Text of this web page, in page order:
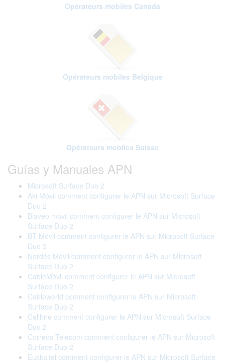
Opérateurs mobiles Canada
Opérateurs mobiles Belgique
Opérateurs mobiles Suisse
Guías y Manuales APN
Microsoft Surface Duo 2
Aki Móvil comment configurer le APN sur Microsoft Surface
Duo 2
Blaveo móvil comment configurer le APN sur Microsoft
Surface Duo 2
BT Móvil comment configurer le APN sur Microsoft Surface
Duo 2
Nordés Móvil comment configurer le APN sur Microsoft
Surface Duo 2
CableMóvil comment configurer le APN sur Microsoft
Surface Duo 2
Cableworld comment configurer le APN sur Microsoft
Surface Duo 2
Cellhire comment configurer le APN sur Microsoft Surface
Duo 2
Correos Telecom comment configurer le APN sur Microsoft
Surface Duo 2
Euskaltel comment configurer le APN sur Microsoft Surface